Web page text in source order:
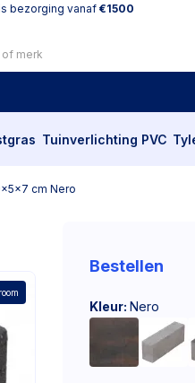
bezorging vanaf €1500
Tuinverlichting PVC
cm Nero
Bestellen
Kleur: Nero